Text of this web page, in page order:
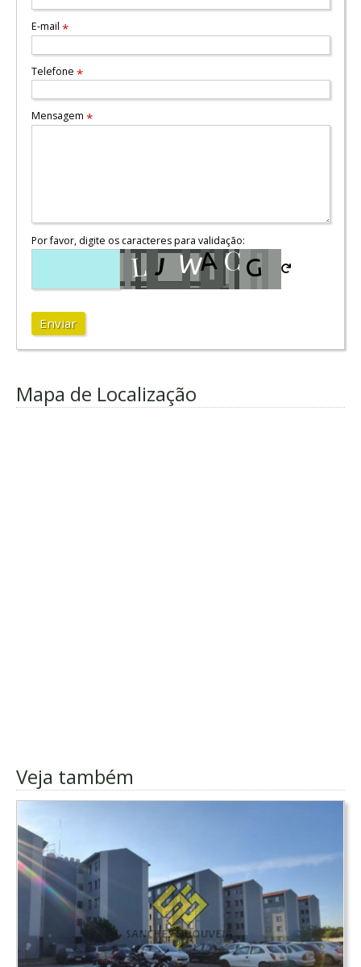
E-mail *
Telefone *
Mensagem *
Por favor, digite os caracteres para validação:
Enviar
Mapa de Localização
Veja também